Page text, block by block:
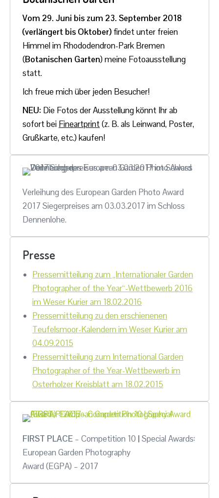
Vom 29. Juni bis zum 23. September 2018
(verlängert bis Oktober) findet unter freien
Himmel im Rhododendron-Park Bremen
(Botanischen Garten) meine Fotoausstellung
statt.
Ich freue mich über jeden Besucher!
NEU: Die Fotos der Ausstellung könnt Ihr ab
sofort bei Fineartprint(z. B. als Leinwand, Poster,
Grußkarte, etc.) kaufen!
Verleihung des European Garden Photo Award
2017 Siegerpreises am 03.03.2017 im Schloss
Dennenlohe.
Presse
Pressemitteilung zum „Internationaler Garden
Photographer of the Year“-Wettbewerb 2016
im Weser Kurier am 18.02.2016
Pressemitteilung zu den erschienenen
Teufelsmoor-Kalendern im Weser Kurier am
04.09.2015
Pressemitteilung zum International Garden
Photographer of the Year-Wettbewerb im
Osterholzer Kreisblatt am 18.02.2015
FIRST PLACE – Competition 10 | Special Awards:
European Garden Photography
Award (EGPA) – 2017